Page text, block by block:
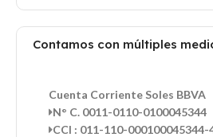
Contamos con múltiples
Cuenta Corriente Soles BBVA
N° C. 0011-0110-0100045344
CCI : 011-110-000100045344-